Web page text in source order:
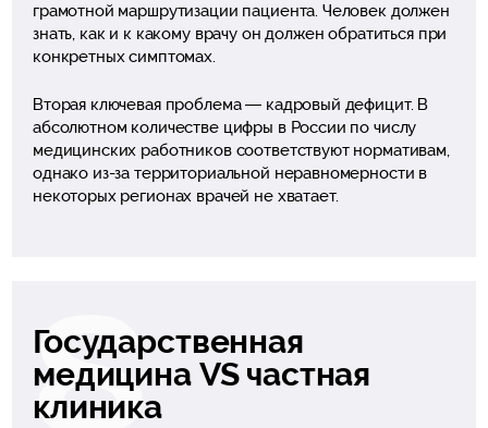
грамотной маршрутизации пациента. Человек должен
знать, как и к какому врачу он должен обратиться при
конкретных симптомах.
Вторая ключевая проблема — кадровый дефицит. В
абсолютном количестве цифры в России по числу
медицинских работников соответствуют нормативам,
однако из-за территориальной неравномерности в
некоторых регионах врачей не хватает.
Государственная
медицина VS частная
клиника